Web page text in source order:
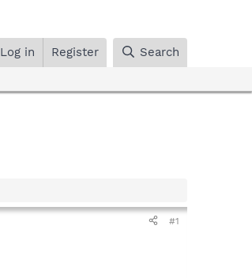
Log in Register Search
#1